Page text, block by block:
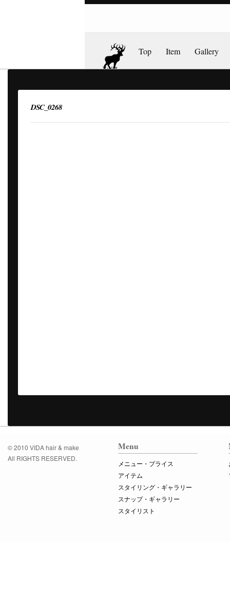
Top Item Gallery
DSC_0268
© 2010 VIDA hair & make
All RIGHTS RESERVED.
Menu
メニュー・プライス
アイテム
スタイリング・ギャラリー
スナップ・ギャラリー
スタイリスト